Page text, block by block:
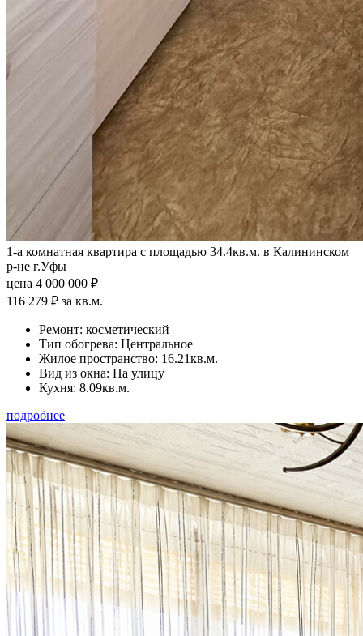
1-а комнатная квартира с площадью 34.4кв.м. в Калининском
р-не г.Уфы
цена 4 000 000 ₽
116 279 ₽ за кв.м.
Ремонт: косметический
Тип обогрева: Центральное
Жилое пространство: 16.21кв.м.
Вид из окна: На улицу
Кухня: 8.09кв.м.
подробнее